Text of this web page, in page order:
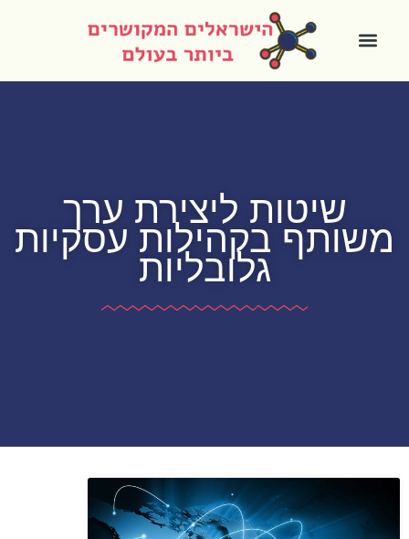
שיטות ליצירת ערך
משותף בקהילות עסקיות
גלובליות